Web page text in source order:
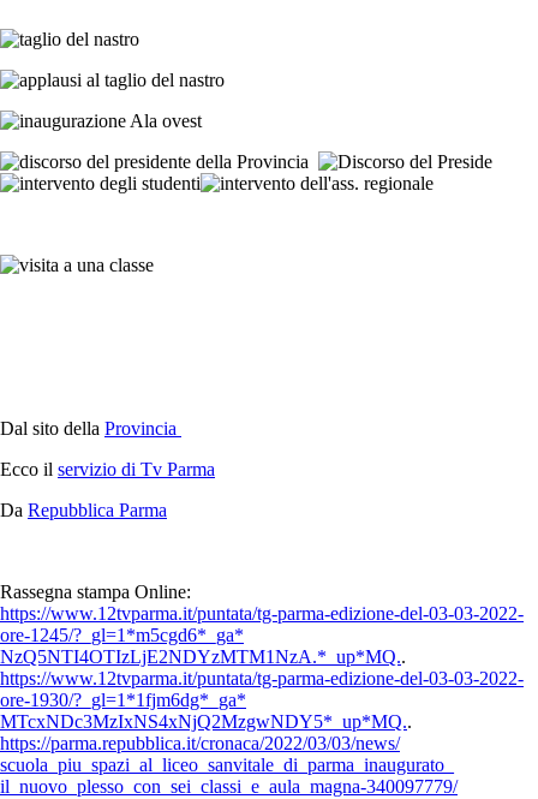
Dal sito della Provincia
Ecco il servizio di Tv Parma
Da Repubblica Parma
Rassegna stampa Online:
https://www.12tvparma.it/puntata/tg-parma-edizione-del-03-03-2022-
ore-1245/?_gl=1*m5cgd6*_ga*
NzQ5NTI4OTIzLjE2NDYzMTM1NzA.*_ up*MQ..
https://www.12tvparma.it/puntata/tg-parma-edizione-del-03-03-2022-
ore-1930/?_gl=1*1fjm6dg*_ga*
MTcxNDc3MzIxNS4xNjQ2MzgwNDY5*_ up*MQ..
https://parma.repubblica.it/cronaca/2022/03/03/news/
scuola_piu_spazi_al_liceo_ sanvitale_di_parma_inaugurato_
il_nuovo_plesso_con_sei_ classi_e_aula_magna-340097779/